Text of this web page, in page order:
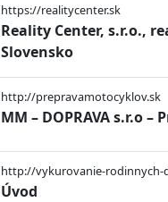
https://realitycenter.sk
Reality Center, s.r.o.,
Slovensko
http://prepravamotocyklov.sk
MM – DOPRAVA s.r.o
http://vykurovanie-rodinnych-
Úvod